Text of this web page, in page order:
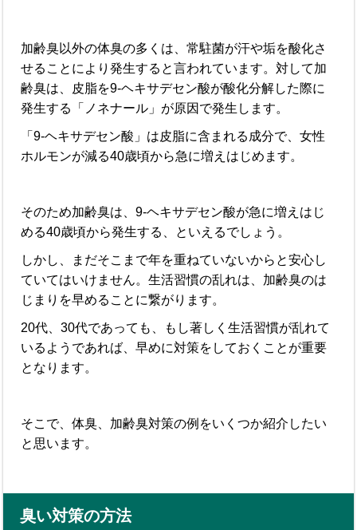
加齢臭以外の体臭の多くは、常駐菌が汗や垢を酸化さ
せることにより発生すると言われています。対して加
齢臭は、皮脂を9-ヘキサデセン酸が酸化分解した際に
発生する「ノネナール」が原因で発生します。
「9-ヘキサデセン酸」は皮脂に含まれる成分で、女性
ホルモンが減る40歳頃から急に増えはじめます。
そのため加齢臭は、9-ヘキサデセン酸が急に増えはじ
める40歳頃から発生する、といえるでしょう。
しかし、まだそこまで年を重ねていないからと安心し
ていてはいけません。生活習慣の乱れは、加齢臭のは
じまりを早めることに繋がります。
20代、30代であっても、もし著しく生活習慣が乱れて
いるようであれば、早めに対策をしておくことが重要
となります。
そこで、体臭、加齢臭対策の例をいくつか紹介したい
と思います。
臭い対策の方法